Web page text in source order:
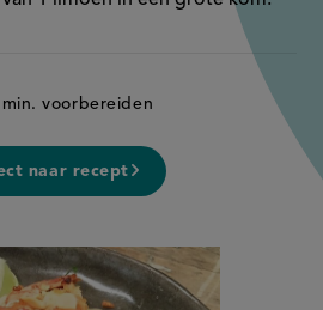
voorbereiden
naar recept